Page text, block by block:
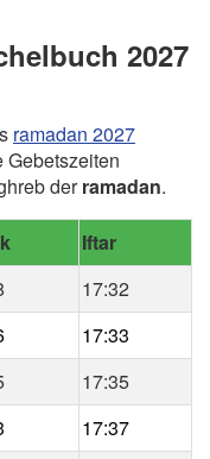
2027
ramadan 2027
Gebetszeiten
derramadan.
Iftar
17:32
17:33
17:35
17:37